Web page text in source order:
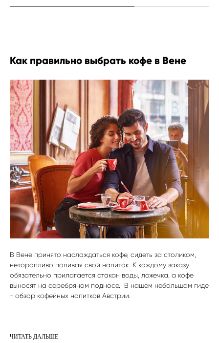
Как правильно выбрать кофе в Вене
В Вене принято наслаждаться кофе, сидеть за столиком,
неторопливо попивая свой напиток. К каждому заказу
обязательно прилагается стакан воды, ложечка, а кофе
выносят на серебряном подносе. В нашем небольшом гиде
- обзор кофейных напитков Австрии.
ЧИТАТЬ ДАЛЬШЕ